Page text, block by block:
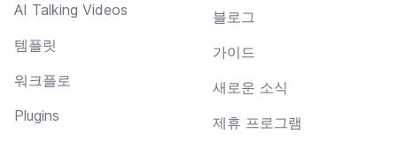
AI Talking Videos
템플릿
워크플로
Plugins
블로그
가이드
새로운 소식
제휴 프로그램